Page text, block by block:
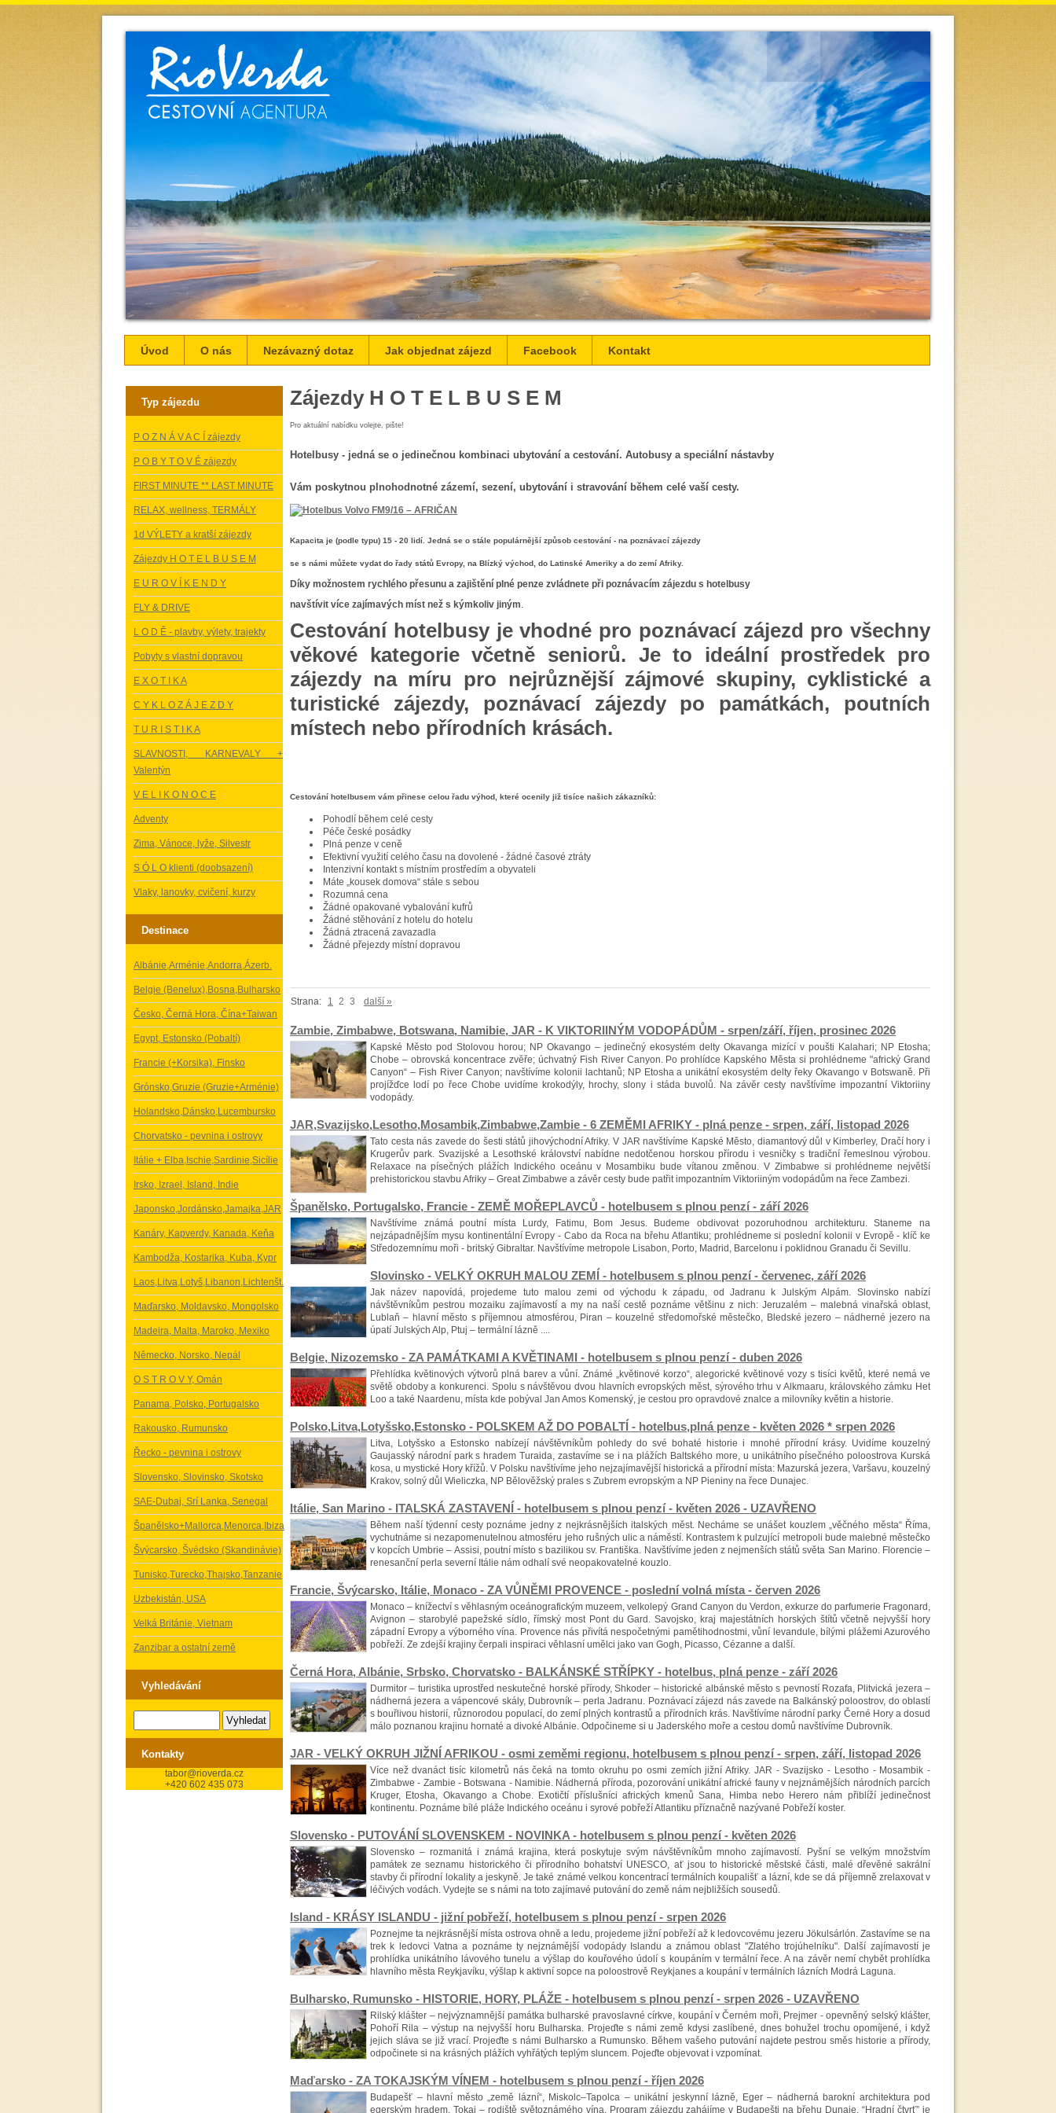
Úvod O nás Nezávazný dotaz Jak objednat zájezd Facebook Kontakt
Typ zájezdu
P O Z N Á V A C Í zájezdy
P O B Y T O V É zájezdy
FIRST MINUTE ** LAST MINUTE
RELAX, wellness, TERMÁLY
1d VÝLETY a kratší zájezdy
Zájezdy H O T E L B U S E M
E U R O V Í K E N D Y
FLY & DRIVE
L O D Ě - plavby, výlety, trajekty
Pobyty s vlastní dopravou
E X O T I K A
C Y K L O Z Á J E Z D Y
T U R I S T I K A
SLAVNOSTI, KARNEVALY +
Valentýn
V E L I K O N O C E
Adventy
Zima, Vánoce, lyže, Silvestr
S Ó L O klienti (doobsazení)
Vlaky, lanovky, cvičení, kurzy
Destinace
Albánie,Arménie,Andorra,Ázerb.
Belgie (Benelux),Bosna,Bulharsko
Česko, Černá Hora, Čína+Taiwan
Egypt, Estonsko (Pobaltí)
Francie (+Korsika), Finsko
Grónsko,Gruzie (Gruzie+Arménie)
Holandsko,Dánsko,Lucembursko
Chorvatsko - pevnina i ostrovy
Itálie + Elba,Ischie,Sardinie,Sicílie
Irsko, Izrael, Island, Indie
Japonsko,Jordánsko,Jamajka,JAR
Kanáry, Kapverdy, Kanada, Keňa
Kambodža, Kostarika, Kuba, Kypr
Laos,Litva,Lotyš,Libanon,Lichtenšt.
Maďarsko, Moldavsko, Mongolsko
Madeira, Malta, Maroko, Mexiko
Německo, Norsko, Nepál
O S T R O V Y, Omán
Panama, Polsko, Portugalsko
Rakousko, Rumunsko
Řecko - pevnina i ostrovy
Slovensko, Slovinsko, Skotsko
SAE-Dubaj, Srí Lanka, Senegal
Španělsko+Mallorca,Menorca,Ibiza
Švýcarsko, Švédsko (Skandinávie)
Tunisko,Turecko,Thajsko,Tanzanie
Uzbekistán, USA
Velká Británie, Vietnam
Zanzibar a ostatní země
Vyhledávání
Kontakty
tabor@rioverda.cz
+420 602 435 073
Zájezdy H O T E L B U S E M
Pro aktuální nabídku volejte, pište!
Hotelbusy - jedná se o jedinečnou kombinaci ubytování a cestování. Autobusy a speciální nástavby
Vám poskytnou plnohodnotné zázemí, sezení, ubytování i stravování během celé vaší cesty.
Kapacita je (podle typu) 15 - 20 lidí. Jedná se o stále populárnější způsob cestování - na poznávací zájezdy
se s námi můžete vydat do řady států Evropy, na Blízký východ, do Latinské Ameriky a do zemí Afriky.
Díky možnostem rychlého přesunu a zajištění plné penze zvládnete při poznávacím zájezdu s hotelbusy
navštívit více zajímavých míst než s kýmkoliv jiným.
Cestování hotelbusy je vhodné pro poznávací zájezd pro všechny
věkové kategorie včetně seniorů. Je to ideální prostředek pro
zájezdy na míru pro nejrůznější zájmové skupiny, cyklistické a
turistické zájezdy, poznávací zájezdy po památkách, poutních
místech nebo přírodních krásách.
Cestování hotelbusem vám přinese celou řadu výhod, které ocenily již tisíce našich zákazníků:
Pohodlí během celé cesty
Péče české posádky
Plná penze v ceně
Efektivní využití celého času na dovolené - žádné časové ztráty
Intenzivní kontakt s místním prostředím a obyvateli
Máte „kousek domova“ stále s sebou
Rozumná cena
Žádné opakované vybalování kufrů
Žádné stěhování z hotelu do hotelu
Žádná ztracená zavazadla
Žádné přejezdy místní dopravou
Strana: 1 2 3 další »
Zambie, Zimbabwe, Botswana, Namibie, JAR - K VIKTORIINÝM VODOPÁDŮM - srpen/září, říjen, prosinec 2026
Kapské Město pod Stolovou horou; NP Okavango – jedinečný ekosystém delty Okavanga mizící v poušti Kalahari; NP Etosha;
Chobe – obrovská koncentrace zvěře; úchvatný Fish River Canyon. Po prohlídce Kapského Města si prohlédneme "africký Grand
Canyon“ – Fish River Canyon; navštívíme kolonii lachtanů; NP Etosha a unikátní ekosystém delty řeky Okavango v Botswaně. Při
projížďce lodí po řece Chobe uvidíme krokodýly, hrochy, slony i stáda buvolů. Na závěr cesty navštívíme impozantní Viktoriiny
vodopády.
JAR,Svazijsko,Lesotho,Mosambik,Zimbabwe,Zambie - 6 ZEMĚMI AFRIKY - plná penze - srpen, září, listopad 2026
Tato cesta nás zavede do šesti států jihovýchodní Afriky. V JAR navštívíme Kapské Město, diamantový důl v Kimberley, Dračí hory i
Krugerův park. Svazijské a Lesothské království nabídne nedotčenou horskou přírodu i vesničky s tradiční řemeslnou výrobou.
Relaxace na písečných plážích Indického oceánu v Mosambiku bude vítanou změnou. V Zimbabwe si prohlédneme největší
prehistorickou stavbu Afriky – Great Zimbabwe a závěr cesty bude patřit impozantním Viktoriiným vodopádům na řece Zambezi.
Španělsko, Portugalsko, Francie - ZEMĚ MOŘEPLAVCŮ - hotelbusem s plnou penzí - září 2026
Navštívíme známá poutní místa Lurdy, Fatimu, Bom Jesus. Budeme obdivovat pozoruhodnou architekturu. Staneme na
nejzápadnějším mysu kontinentální Evropy - Cabo da Roca na břehu Atlantiku; prohlédneme si poslední kolonii v Evropě - klíč ke
Středozemnímu moři - britský Gibraltar. Navštívíme metropole Lisabon, Porto, Madrid, Barcelonu i poklidnou Granadu či Sevillu.
Slovinsko - VELKÝ OKRUH MALOU ZEMÍ - hotelbusem s plnou penzí - červenec, září 2026
Jak název napovídá, projedeme tuto malou zemi od východu k západu, od Jadranu k Julským Alpám. Slovinsko nabízí
návštěvníkům pestrou mozaiku zajímavostí a my na naší cestě poznáme většinu z nich: Jeruzalém – malebná vinařská oblast,
Lublaň – hlavní město s příjemnou atmosférou, Piran – kouzelné středomořské městečko, Bledské jezero – nádherné jezero na
úpatí Julských Alp, Ptuj – termální lázně ....
Belgie, Nizozemsko - ZA PAMÁTKAMI A KVĚTINAMI - hotelbusem s plnou penzí - duben 2026
Přehlídka květinových výtvorů plná barev a vůní. Známé „květinové korzo“, alegorické květinové vozy s tisíci květů, které nemá ve
světě obdoby a konkurenci. Spolu s návštěvou dvou hlavních evropských měst, sýrového trhu v Alkmaaru, královského zámku Het
Loo a také Naardenu, místa kde pobýval Jan Amos Komenský, je cestou pro opravdové znalce a milovníky květin a historie.
Polsko,Litva,Lotyšsko,Estonsko - POLSKEM AŽ DO POBALTÍ - hotelbus,plná penze - květen 2026 * srpen 2026
Litva, Lotyšsko a Estonsko nabízejí návštěvníkům pohledy do své bohaté historie i mnohé přírodní krásy. Uvidíme kouzelný
Gaujasský národní park s hradem Turaida, zastavíme se i na plážích Baltského more, u unikátního písečného poloostrova Kurská
kosa, u mystické Hory křížů. V Polsku navštívíme jeho nejzajímavější historická a přírodní místa: Mazurská jezera, Varšavu, kouzelný
Krakov, solný důl Wieliczka, NP Bělověžský prales s Zubrem evropským a NP Pieniny na řece Dunajec.
Itálie, San Marino - ITALSKÁ ZASTAVENÍ - hotelbusem s plnou penzí - květen 2026 - UZAVŘENO
Během naší týdenní cesty poznáme jedny z nejkrásnějších italských měst. Necháme se unášet kouzlem „věčného města“ Říma,
vychutnáme si nezapomenutelnou atmosféru jeho rušných ulic a náměstí. Kontrastem k pulzující metropoli bude malebné městečko
v kopcích Umbrie – Assisi, poutní místo s bazilikou sv. Františka. Navštívíme jeden z nejmenších států světa San Marino. Florencie –
renesanční perla severní Itálie nám odhalí své neopakovatelné kouzlo.
Francie, Švýcarsko, Itálie, Monaco - ZA VŮNĚMI PROVENCE - poslední volná místa - červen 2026
Monaco – knížectví s věhlasným oceánografickým muzeem, velkolepý Grand Canyon du Verdon, exkurze do parfumerie Fragonard,
Avignon – starobylé papežské sídlo, římský most Pont du Gard. Savojsko, kraj majestátních horských štítů včetně nejvyšší hory
západní Evropy a výborného vína. Provence nás přivítá nespočetnými pamětihodnostmi, vůní levandule, bílými plážemi Azurového
pobřeží. Ze zdejší krajiny čerpali inspiraci věhlasní umělci jako van Gogh, Picasso, Cézanne a další.
Černá Hora, Albánie, Srbsko, Chorvatsko - BALKÁNSKÉ STŘÍPKY - hotelbus, plná penze - září 2026
Durmitor – turistika uprostřed neskutečné horské přírody, Shkoder – historické albánské město s pevností Rozafa, Plitvická jezera –
nádherná jezera a vápencové skály, Dubrovník – perla Jadranu. Poznávací zájezd nás zavede na Balkánský poloostrov, do oblastí
s bouřlivou historií, různorodou populací, do zemí plných kontrastů a přírodních krás. Navštívíme národní parky Černé Hory a dosud
málo poznanou krajinu hornaté a divoké Albánie. Odpočineme si u Jaderského moře a cestou domů navštívíme Dubrovník.
JAR - VELKÝ OKRUH JIŽNÍ AFRIKOU - osmi zeměmi regionu, hotelbusem s plnou penzí - srpen, září, listopad 2026
Více než dvanáct tisíc kilometrů nás čeká na tomto okruhu po osmi zemích jižní Afriky. JAR - Svazijsko - Lesotho - Mosambik -
Zimbabwe - Zambie - Botswana - Namibie. Nádherná příroda, pozorování unikátní africké fauny v nejznámějších národních parcích
Kruger, Etosha, Okavango a Chobe. Exotičtí příslušníci afrických kmenů Sana, Himba nebo Herero nám přiblíží jedinečnost
kontinentu. Poznáme bílé pláže Indického oceánu i syrové pobřeží Atlantiku příznačně nazývané Pobřeží koster.
Slovensko - PUTOVÁNÍ SLOVENSKEM - NOVINKA - hotelbusem s plnou penzí - květen 2026
Slovensko – rozmanitá i známá krajina, která poskytuje svým návštěvníkům mnoho zajímavostí. Pyšní se velkým množstvím
památek ze seznamu historického či přírodního bohatství UNESCO, ať jsou to historické městské části, malé dřevěné sakrální
stavby či přírodní lokality a jeskyně. Je také známé velkou koncentrací termálních koupališť a lázní, kde se dá příjemně zrelaxovat v
léčivých vodách. Vydejte se s námi na toto zajímavé putování do země nám nejbližších sousedů.
Island - KRÁSY ISLANDU - jižní pobřeží, hotelbusem s plnou penzí - srpen 2026
Poznejme ta nejkrásnější místa ostrova ohně a ledu, projedeme jižní pobřeží až k ledovcovému jezeru Jökulsárlón. Zastavíme se na
trek k ledovci Vatna a poznáme ty nejznámější vodopády Islandu a známou oblast "Zlatého trojúhelníku". Další zajímavostí je
prohlídka unikátního lávového tunelu a výšlap do kouřového údolí s koupáním v termální řece. A na závěr nemí chybět prohlídka
hlavního města Reykjavíku, výšlap k aktivní sopce na poloostrově Reykjanes a koupání v termálních lázních Modrá Laguna.
Bulharsko, Rumunsko - HISTORIE, HORY, PLÁŽE - hotelbusem s plnou penzí - srpen 2026 - UZAVŘENO
Rilský klášter – nejvýznamnější památka bulharské pravoslavné církve, koupání v Černém moři, Prejmer - opevněný selský klášter,
Pohoří Rila – výstup na nejvyšší horu Bulharska. Projeďte s námi země kdysi zaslíbené, dnes bohužel trochu opomíjené, i když
jejich sláva se již vrací. Projeďte s námi Bulharsko a Rumunsko. Během vašeho putování najdete pestrou směs historie a přírody,
odpočinete si na krásných plážích vyhřátých teplým sluncem. Pojeďte objevovat i vzpomínat.
Maďarsko - ZA TOKAJSKÝM VÍNEM - hotelbusem s plnou penzí - říjen 2026
Budapešť – hlavní město „země lázní“, Miskolc–Tapolca – unikátní jeskynní lázně, Eger – nádherná barokní architektura pod
egerským hradem, Tokaj – rodiště světoznámého vína. Program zájezdu zahájíme v Budapešti na břehu Dunaje. “Hradní čtvrť” je